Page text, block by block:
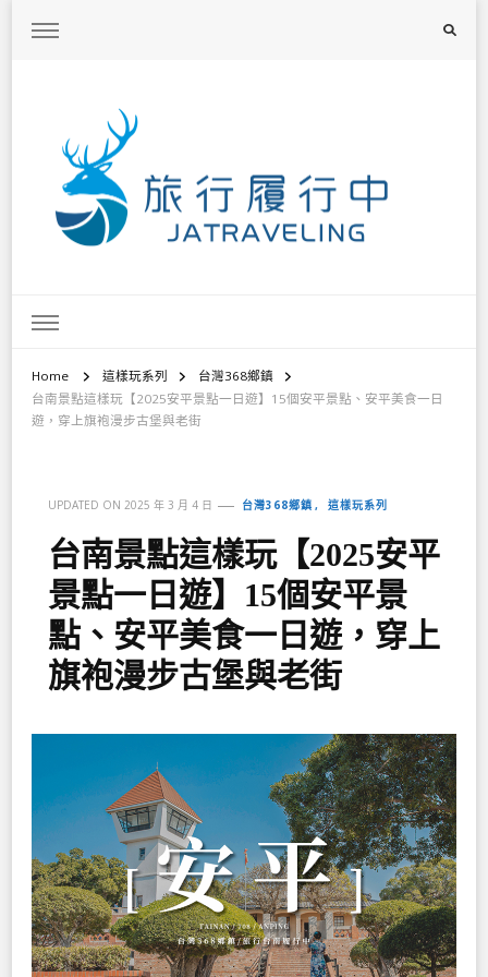
Home 這樣玩系列
台灣368鄉鎮
台南景點這樣玩【2025安平景點一日遊】15個安平景點、安平美食一日
遊，穿上旗袍漫步古堡與老街
UPDATED ON 2025 年 3 月 4 日 台灣368鄉鎮 這樣玩系列
台南景點這樣玩【2025安平
景點一日遊】15個安平景
點、安平美食一日遊，穿上
旗袍漫步古堡與老街